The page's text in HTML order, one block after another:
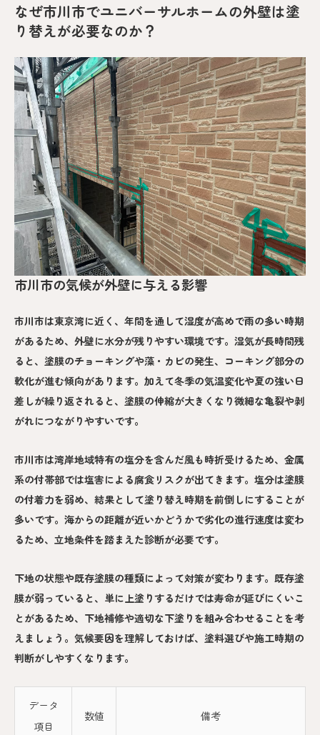
なぜ市川市でユニバーサルホームの外壁は塗
り替えが必要なのか？
市川市の気候が外壁に与える影響
市川市は東京湾に近く、年間を通して湿度が高めで雨の多い時期
があるため、外壁に水分が残りやすい環境です。湿気が長時間残
ると、塗膜のチョーキングや藻・カビの発生、コーキング部分の
軟化が進む傾向があります。加えて冬季の気温変化や夏の強い日
差しが繰り返されると、塗膜の伸縮が大きくなり微細な亀裂や剥
がれにつながりやすいです。
市川市は湾岸地域特有の塩分を含んだ風も時折受けるため、金属
系の付帯部では塩害による腐食リスクが出てきます。塩分は塗膜
の付着力を弱め、結果として塗り替え時期を前倒しにすることが
多いです。海からの距離が近いかどうかで劣化の進行速度は変わ
るため、立地条件を踏まえた診断が必要です。
下地の状態や既存塗膜の種類によって対策が変わります。既存塗
膜が弱っていると、単に上塗りするだけでは寿命が延びにくいこ
とがあるため、下地補修や適切な下塗りを組み合わせることを考
えましょう。気候要因を理解しておけば、塗料選びや施工時期の
判断がしやすくなります。
データ
項目
数値 備考